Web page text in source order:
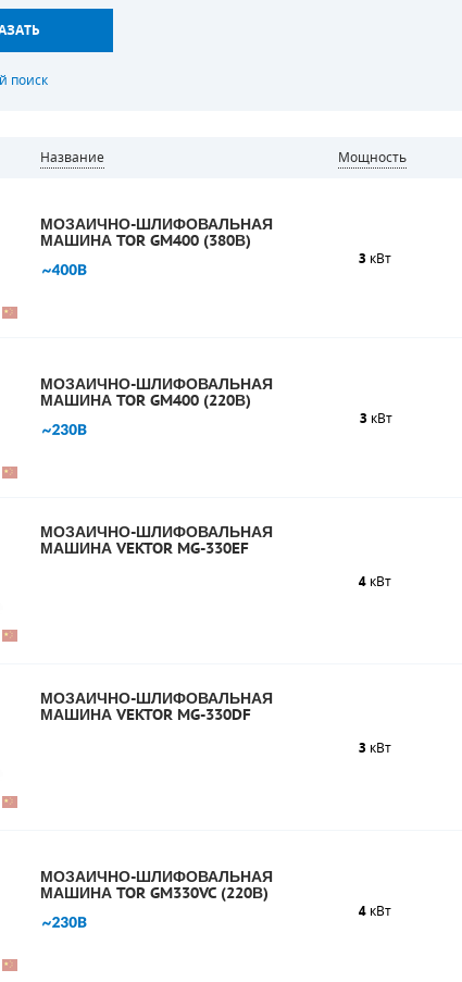
Название Мощность
МОЗАИЧНО-ШЛИФОВАЛЬНАЯ
МАШИНА TOR GM400 (380В)
3 кВт
МОЗАИЧНО-ШЛИФОВАЛЬНАЯ
МАШИНА TOR GM400 (220В)
3 кВт
МОЗАИЧНО-ШЛИФОВАЛЬНАЯ
МАШИНА VEKTOR MG-330EF
4 кВт
МОЗАИЧНО-ШЛИФОВАЛЬНАЯ
МАШИНА VEKTOR MG-330DF
3 кВт
МОЗАИЧНО-ШЛИФОВАЛЬНАЯ
МАШИНА TOR GM330VC (220В)
4 кВт